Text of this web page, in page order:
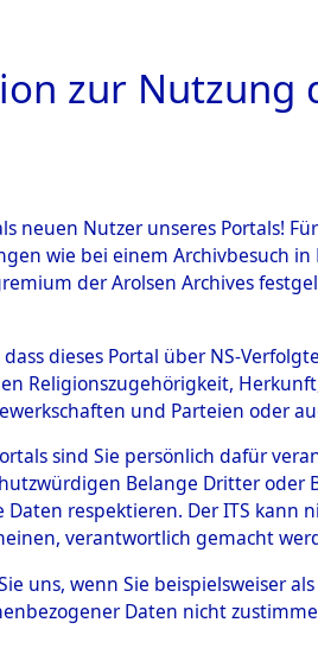
Dead -
zur Nutzung
neuen Nutzer unseres Portals!
wie bei einem Archivbesuch
der Arolsen Archives
dieses Portal über NS-
Religionszugehörigkeit,
und Parteien oder
sind Sie persönlich dafür
Belange Dritter
Daten respektieren. Der ITS
verantwortlich gemacht
uns, wenn Sie beispielsweiser
Daten nicht